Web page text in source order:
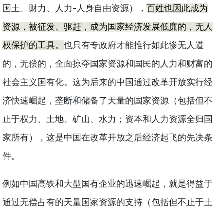
国土、财力、人力- 人身自由资源）， 百姓也因此成为
资源，被征发、驱赶，成为国家经济发展低廉的，无人
权保护的工具。 也只有专政府才能推行如此惨无人道
的，无偿的，全面掠夺国家资源和国民的人力和财富的
社会主义国有化。这为后来的中国通过改革开放实行经
济快速崛起，垄断和储备了天量的国家资源（包括但不
止于权力、土地、矿山、水力；资本和人力资源全归国
家所有），这是中国在改革开放之后经济起飞的先决条
件。
例如中国高铁和大型国有企业的迅速崛起，就是得益于
通过无偿占有的天量国家资源的支持（包括但不止于土